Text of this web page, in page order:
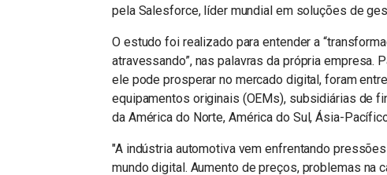
pela Salesforce, líder mundial em soluções de
O estudo foi realizado para entender a
atravessando”, nas palavras da própria
ele pode prosperar no mercado digital, foram
equipamentos originais (OEMs), subsidiárias de
da América do Norte, América do Sul, Ásia-
"A indústria automotiva vem enfrentando
mundo digital. Aumento de preços, problemas